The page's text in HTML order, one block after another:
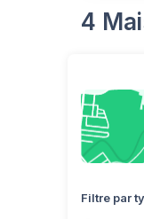
4
Filtre par